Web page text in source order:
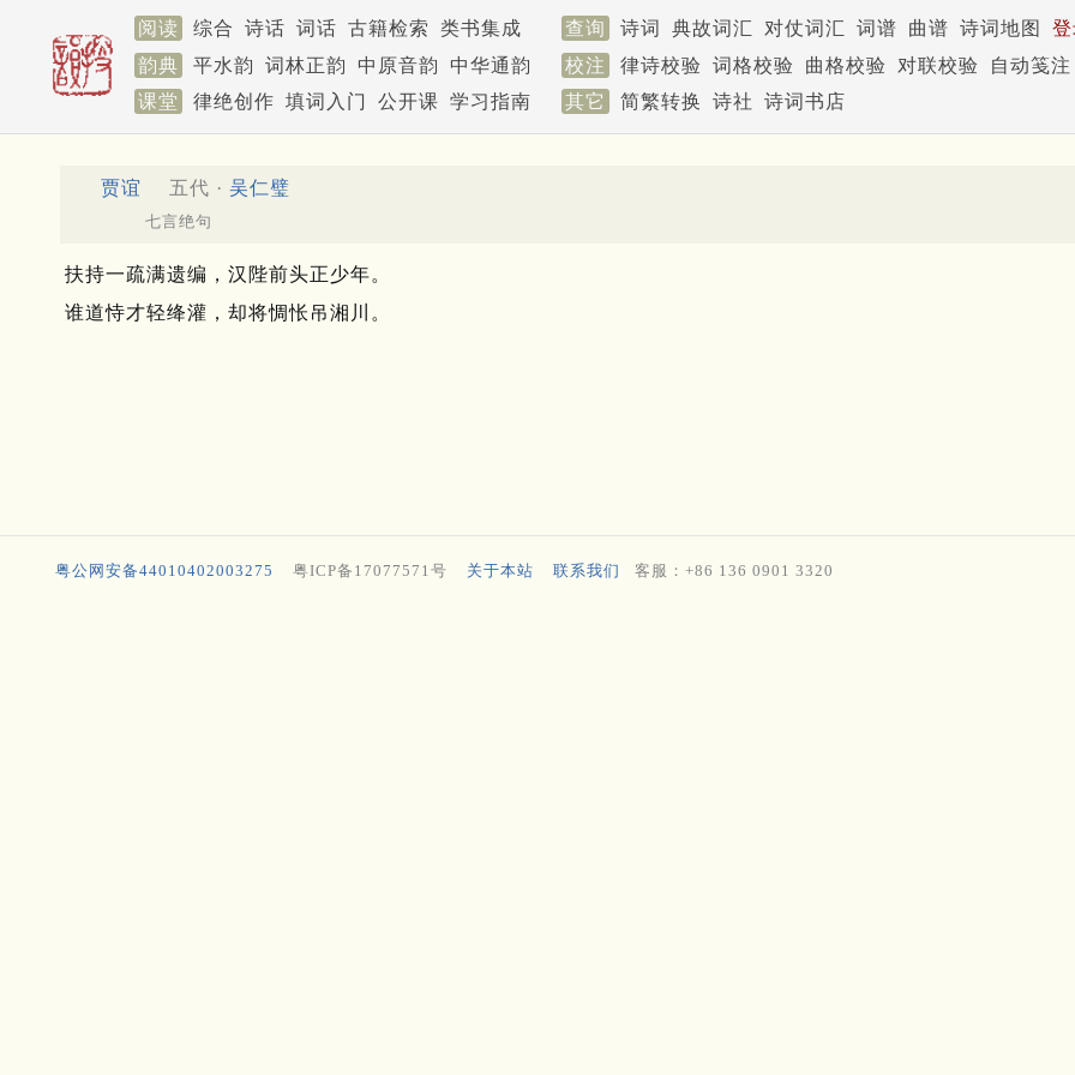
阅读 综合 诗话 词话 古籍检索 类书集成 查询 诗词 典故词汇 对仗词汇 词谱 曲谱 诗词地图
韵典
平水韵 词林正韵 中原音韵 中华通韵 校注 律诗校验 词格校验 曲格校验 对联校验
自动笺注
课堂
律绝创作 填词入门 公开课 学习指南 其它 简繁转换 诗社 诗词书店
贾谊 五代 · 吴仁璧
七言绝句
扶持一疏满遗编，汉陛前头正少年。
谁道恃才轻绛灌，却将惆怅吊湘川。
粤公网安备44010402003275 粤ICP备17077571号 关于本站 联系我们 客服：+86 136 0901 3320